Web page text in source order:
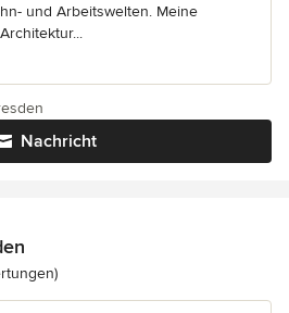
und Arbeitswelten. Meine
Nachricht
5 von 5 Sternen